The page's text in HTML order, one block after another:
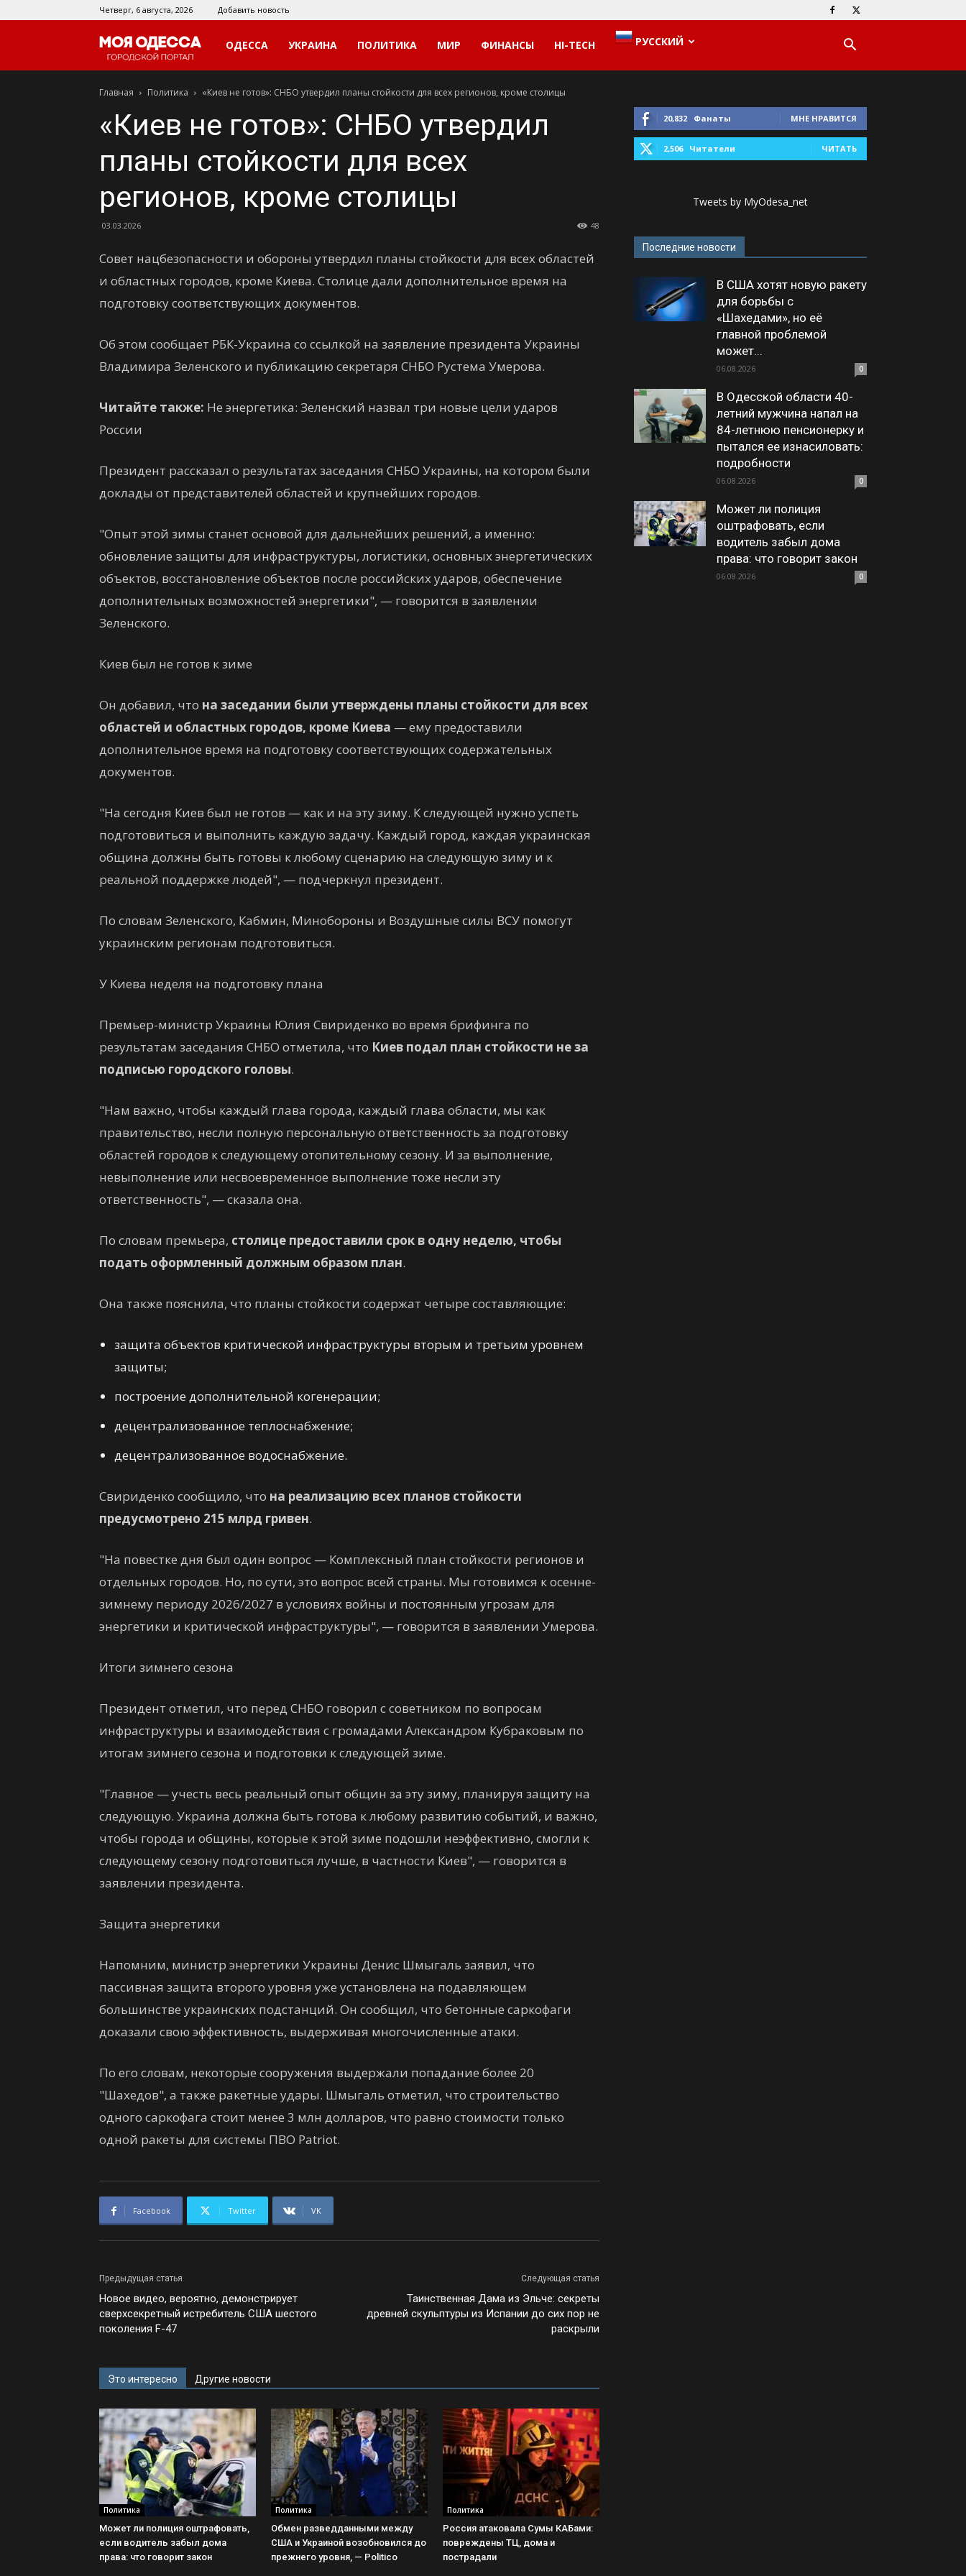
Четверг, 6 августа, 2026 Добавить новость
Моя
Одесса
ОДЕССА УКРАИНА ПОЛИТИКА МИР ФИНАНСЫ HI-TECH РУССКИЙ
Главная Политика «Киев не готов»: СНБО утвердил планы стойкости для всех регионов, кроме столицы
«Киев не готов»: СНБО утвердил
планы стойкости для всех
регионов, кроме столицы
03.03.2026 48
Совет нацбезопасности и обороны утвердил планы стойкости для всех областей
и областных городов, кроме Киева. Столице дали дополнительное время на
подготовку соответствующих документов.
Об этом сообщает РБК-Украина со ссылкой на заявление президента Украины
Владимира Зеленского и публикацию секретаря СНБО Рустема Умерова.
Читайте также: Не энергетика: Зеленский назвал три новые цели ударов
России
Президент рассказал о результатах заседания СНБО Украины, на котором были
доклады от представителей областей и крупнейших городов.
"Опыт этой зимы станет основой для дальнейших решений, а именно:
обновление защиты для инфраструктуры, логистики, основных энергетических
объектов, восстановление объектов после российских ударов, обеспечение
дополнительных возможностей энергетики", — говорится в заявлении
Зеленского.
Киев был не готов к зиме
Он добавил, что на заседании были утверждены планы стойкости для всех
областей и областных городов, кроме Киева — ему предоставили
дополнительное время на подготовку соответствующих содержательных
документов.
"На сегодня Киев был не готов — как и на эту зиму. К следующей нужно успеть
подготовиться и выполнить каждую задачу. Каждый город, каждая украинская
община должны быть готовы к любому сценарию на следующую зиму и к
реальной поддержке людей", — подчеркнул президент.
По словам Зеленского, Кабмин, Минобороны и Воздушные силы ВСУ помогут
украинским регионам подготовиться.
У Киева неделя на подготовку плана
Премьер-министр Украины Юлия Свириденко во время брифинга по
результатам заседания СНБО отметила, что Киев подал план стойкости не за
подписью городского головы.
"Нам важно, чтобы каждый глава города, каждый глава области, мы как
правительство, несли полную персональную ответственность за подготовку
областей городов к следующему отопительному сезону. И за выполнение,
невыполнение или несвоевременное выполнение тоже несли эту
ответственность", — сказала она.
По словам премьера, столице предоставили срок в одну неделю, чтобы
подать оформленный должным образом план.
Она также пояснила, что планы стойкости содержат четыре составляющие:
защита объектов критической инфраструктуры вторым и третьим уровнем
защиты;
построение дополнительной когенерации;
децентрализованное теплоснабжение;
децентрализованное водоснабжение.
Свириденко сообщило, что на реализацию всех планов стойкости
предусмотрено 215 млрд гривен.
"На повестке дня был один вопрос — Комплексный план стойкости регионов и
отдельных городов. Но, по сути, это вопрос всей страны. Мы готовимся к осенне-
зимнему периоду 2026/2027 в условиях войны и постоянным угрозам для
энергетики и критической инфраструктуры", — говорится в заявлении Умерова.
Итоги зимнего сезона
Президент отметил, что перед СНБО говорил с советником по вопросам
инфраструктуры и взаимодействия с громадами Александром Кубраковым по
итогам зимнего сезона и подготовки к следующей зиме.
"Главное — учесть весь реальный опыт общин за эту зиму, планируя защиту на
следующую. Украина должна быть готова к любому развитию событий, и важно,
чтобы города и общины, которые к этой зиме подошли неэффективно, смогли к
следующему сезону подготовиться лучше, в частности Киев", — говорится в
заявлении президента.
Защита энергетики
Напомним, министр энергетики Украины Денис Шмыгаль заявил, что
пассивная защита второго уровня уже установлена на подавляющем
большинстве украинских подстанций. Он сообщил, что бетонные саркофаги
доказали свою эффективность, выдерживая многочисленные атаки.
По его словам, некоторые сооружения выдержали попадание более 20
"Шахедов", а также ракетные удары. Шмыгаль отметил, что строительство
одного саркофага стоит менее 3 млн долларов, что равно стоимости только
одной ракеты для системы ПВО Patriot.
Facebook Twitter VK
Предыдущая статья
Новое видео, вероятно, демонстрирует
сверхсекретный истребитель США шестого
поколения F-47
Следующая статья
Таинственная Дама из Эльче: секреты
древней скульптуры из Испании до сих пор не
раскрыли
Это интересно Другие новости
Политика
Может ли полиция оштрафовать,
если водитель забыл дома
права: что говорит закон
Политика
Обмен разведданными между
США и Украиной возобновился до
прежнего уровня, — Politico
Политика
Россия атаковала Сумы КАБами:
повреждены ТЦ, дома и
пострадали
20,832 Фанаты МНЕ НРАВИТСЯ
2,506 Читатели ЧИТАТЬ
Tweets by MyOdesa_net
Последние новости
В США хотят новую ракету
для борьбы с
«Шахедами», но её
главной проблемой
может...
06.08.2026 0
В Одесской области 40-
летний мужчина напал на
84-летнюю пенсионерку и
пытался ее изнасиловать:
подробности
06.08.2026 0
Может ли полиция
оштрафовать, если
водитель забыл дома
права: что говорит закон
06.08.2026 0